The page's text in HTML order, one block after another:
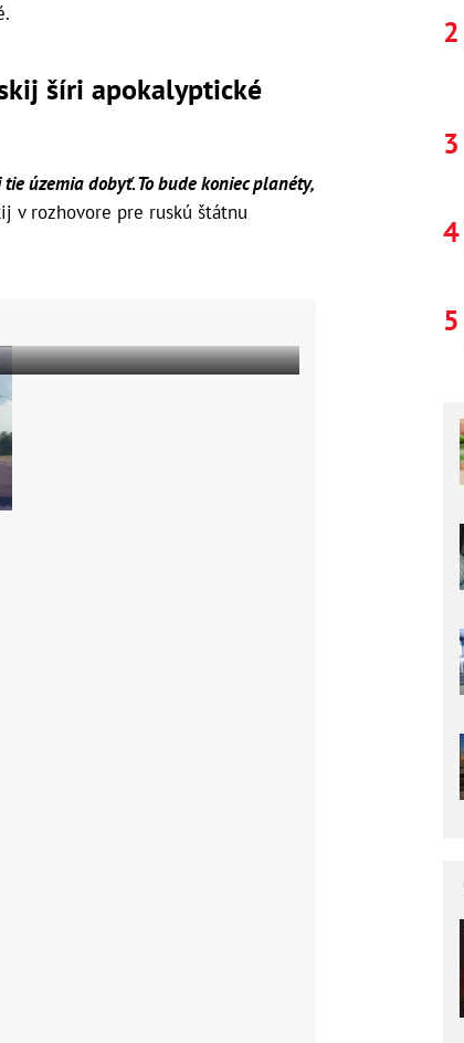
šíri apokalyptické
územia dobyť. To bude koniec planéty,
v rozhovore pre ruskú štátnu